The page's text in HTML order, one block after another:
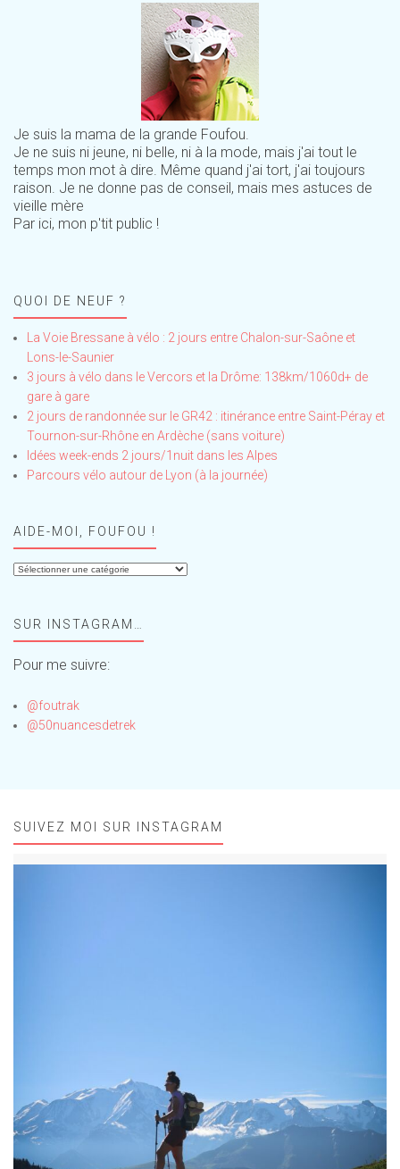
Je suis la mama de la grande Foufou.
Je ne suis ni jeune, ni belle, ni à la mode, mais j'ai tout le
temps mon mot à dire. Même quand j'ai tort, j'ai toujours
raison. Je ne donne pas de conseil, mais mes astuces de
vieille mère
Par ici, mon p'tit public !
QUOI DE NEUF ?
La Voie Bressane à vélo : 2 jours entre Chalon-sur-Saône et
Lons-le-Saunier
3 jours à vélo dans le Vercors et la Drôme: 138km/1060d+ de
gare à gare
2 jours de randonnée sur le GR42 : itinérance entre Saint-Péray et
Tournon-sur-Rhône en Ardèche (sans voiture)
Idées week-ends 2 jours/1nuit dans les Alpes
Parcours vélo autour de Lyon (à la journée)
AIDE-MOI, FOUFOU !
Aide-
!SUR INSTAGRAM…
Pour me suivre:
@foutrak
@50nuancesdetrek
SUIVEZ MOI SUR INSTAGRAM